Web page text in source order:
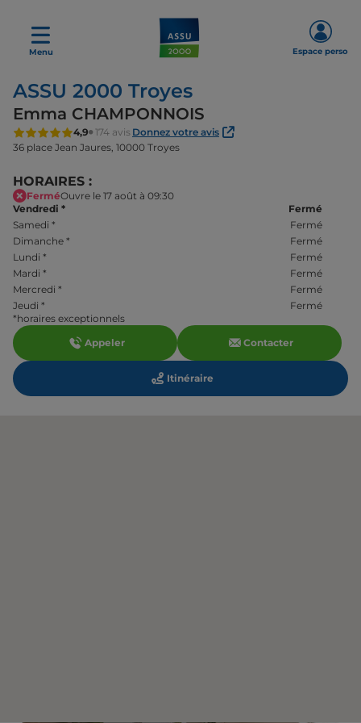
Menu Espace perso
ASSU 2000 Troyes
Emma CHAMPONNOIS
4,9 174 avis Donnez votre avis
36 place Jean Jaures, 10000 Troyes
HORAIRES :
FerméOuvre le 17 août à 09:30
Vendredi *
Fermé
Samedi *
Fermé
Dimanche *
Fermé
Lundi *
Fermé
Mardi *
Fermé
Mercredi *
Fermé
Jeudi *
Fermé
*horaires exceptionnels
Appeler
Contacter
Itinéraire